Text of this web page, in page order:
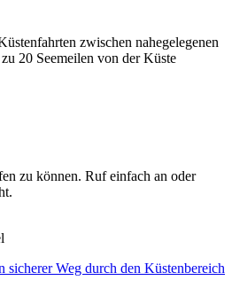
zwischen nahegelegenen
20 Seemeilen von der Küste
zu können. Ruf einfach an oder